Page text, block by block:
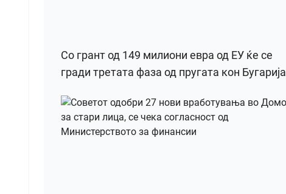
Со грант од 149 милиони евра од ЕУ ќе се
гради третата фаза од пругата кон Бугарија